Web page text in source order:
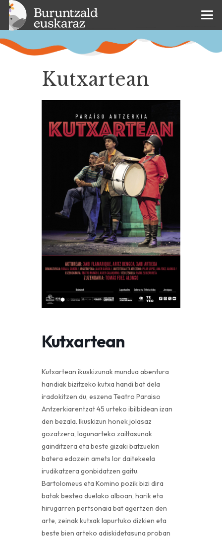
Kutxartean
Kutxartean
Kutxartean ikuskizunak mundua abentura
handiak bizitzeko kutxa handi bat dela
iradokitzen du, eszena Teatro Paraiso
Antzerkiarentzat 45 urteko ibilbidean izan
den bezala. Ikuskizun honek jolasaz
gozatzera, lagunarteko zailtasunak
gainditzera eta beste gizaki batzuekin
batera edozein amets lor daitekeela
irudikatzera gonbidatzen gaitu.
Bartolomeus eta Komino pozik bizi dira
batak bestea duelako alboan, harik eta
hirugarren pertsonaia bat agertzen den
arte, zeinak kutxak lapurtuko dizkien eta
beste bien arteko adiskidetasuna proban